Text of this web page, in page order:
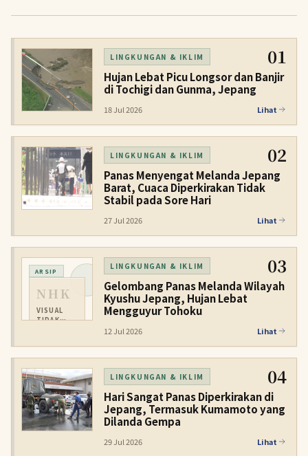
LINGKUNGAN & IKLIM 01
Hujan Lebat Picu Longsor dan Banjir
di Tochigi dan Gunma, Jepang
18 Jul 2026 Lihat
LINGKUNGAN & IKLIM 02
Panas Menyengat Melanda Jepang
Barat, Cuaca Diperkirakan Tidak
Stabil pada Sore Hari
27 Jul 2026 Lihat
ARSIP
NHK
VISUAL
TIDAK
LINGKUNGAN & IKLIM 03
Gelombang Panas Melanda Wilayah
Kyushu Jepang, Hujan Lebat
Mengguyur Tohoku
12 Jul 2026 Lihat
LINGKUNGAN & IKLIM 04
Hari Sangat Panas Diperkirakan di
Jepang, Termasuk Kumamoto yang
Dilanda Gempa
29 Jul 2026 Lihat